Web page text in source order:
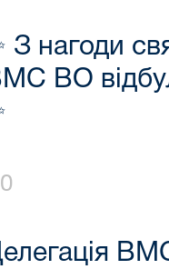
З нагоди
ВО